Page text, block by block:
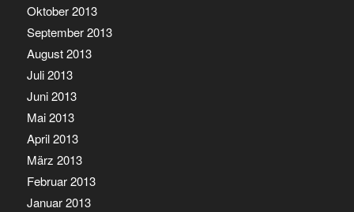
Oktober 2013
September 2013
August 2013
Juli 2013
Juni 2013
Mai 2013
April 2013
März 2013
Februar 2013
Januar 2013